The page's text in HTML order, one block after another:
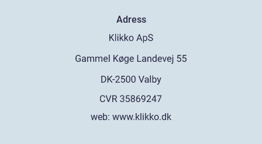
Adress
web: www.klikko.dk